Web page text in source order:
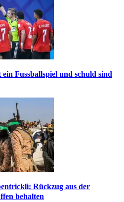
Fussballspiel und schuld sind
Rückzug aus der
behalten